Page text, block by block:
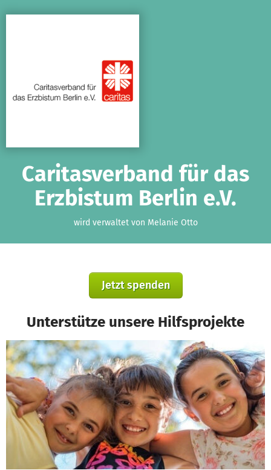
Caritasverband für das
Erzbistum Berlin e.V.
wird verwaltet von Melanie Otto
Jetzt spenden
Unterstütze unsere Hilfsprojekte